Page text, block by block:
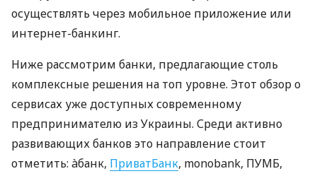
осуществлять через мобильное приложение или
интернет-банкинг.
Ниже рассмотрим банки, предлагающие столь
комплексные решения на топ уровне. Этот обзор о
сервисах уже доступных современному
предпринимателю из Украины. Среди активно
развивающих банков это направление стоит
отметить: àбанк, ПриватБанк, monobank, ПУМБ,